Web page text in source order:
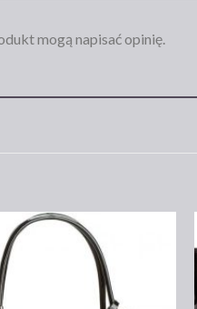
mogą napisać opinię.